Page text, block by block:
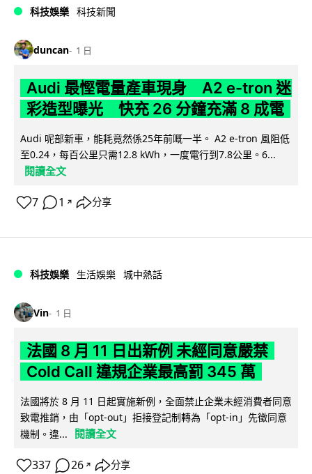
科技娛樂 科技新聞
duncan 1 日
Audi 最慳電量產車現身 A2 e-tron 迷
彩造型曝光 快充 26 分鐘充滿 8 成電
Audi 呢部新車，能耗竟然係25年前嘅一半。 A2 e-tron 風阻低
至0.24，每百公里只需12.8 kWh，一度電行到7.8公里。6...
閱讀全文
7 1 ↗ 分享
科技娛樂 生活娛樂 城中熱話
Vin 1 日
法國 8 月 11 日出新例 未經同意嚴禁
Cold Call 違規企業最高罰 345 萬
法國將於 8 月 11 日起實施新例，全面禁止企業未經消費者同意
致電推銷，由「opt-out」拒接登記制轉為「opt-in」先徵同意
機制。違...
閱讀全文
337 26 ↗ 分享